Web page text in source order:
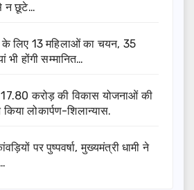
न छूटे…
के लिए 13 महिलाओं का चयन, 35
भी होंगी सम्मानित…
17.80 करोड़ की विकास योजनाओं की
लोकार्पण-शिलान्यास.
पर पुष्पवर्षा, मुख्यमंत्री धामी ने